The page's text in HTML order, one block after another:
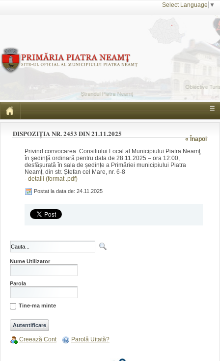
Select Language ▼
☰
« Înapoi
DISPOZIȚIA NR. 2453 DIN 21.11.2025
Privind convocarea Consiliului Local al Municipiului Piatra Neamţ
în şedinţă ordinară pentru data de 28.11.2025 – ora 12:00,
desfășurată în sala de ședințe a Primăriei municipiului Piatra
Neamț, din str. Ștefan cel Mare, nr. 6-8
- detalii (format .pdf)
Postat la data de: 24.11.2025
Nume Utilizator
Parola
Tine-ma minte
Creează Cont Parolă Uitată?